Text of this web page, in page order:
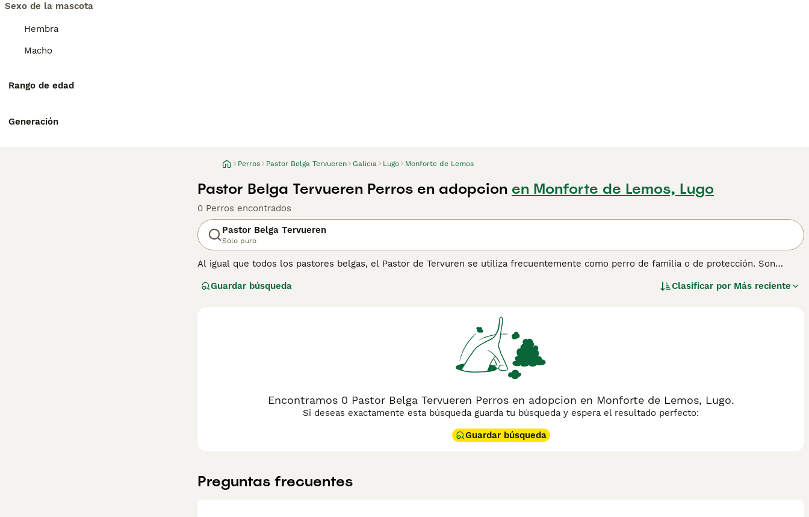
Sexo de la mascota
Hembra
Macho
Rango de edad
Generación
Perros Pastor Belga Tervueren Galicia Lugo Monforte de Lemos
Pastor Belga Tervueren Perros en adopcion en Monforte de Lemos, Lugo
0 Perros encontrados
Pastor Belga Tervueren
Sólo puro
Al igual que todos los pastores belgas, el Pastor de Tervuren se utiliza frecuentemente como perro de familia o de protección. Son
información sobre esta raza.
Guardar búsqueda Clasificar por Más reciente
Encontramos 0 Pastor Belga Tervueren Perros en adopcion en Monforte de Lemos, Lugo.
Si deseas exactamente esta búsqueda guarda tu búsqueda y espera el resultado perfecto:
Guardar búsqueda
Preguntas frecuentes